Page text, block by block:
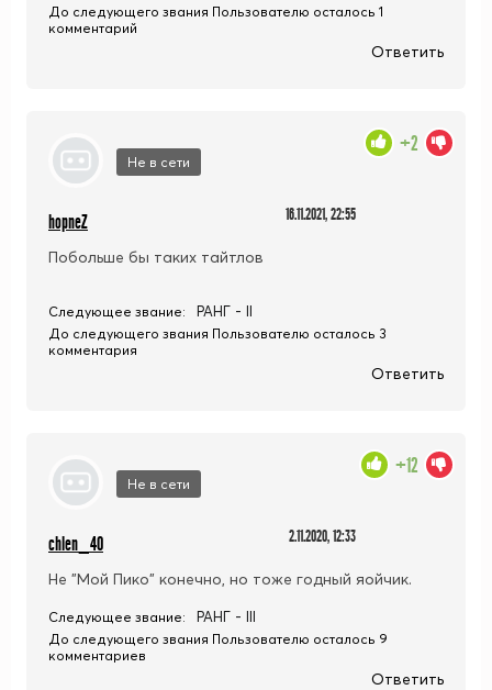
До следующего звания Пользователю осталось 1
комментарий
Ответить
Не в сети
hopneZ 16.11.2021, 22:55
Побольше бы таких тайтлов
+2
Следующее звание: РАНГ - II
До следующего звания Пользователю осталось 3
комментария
Ответить
Не в сети
chlen_40 2.11.2020, 12:33
Не "Мой Пико" конечно, но тоже годный яойчик.
+12
Следующее звание: РАНГ - III
До следующего звания Пользователю осталось 9
комментариев
Ответить